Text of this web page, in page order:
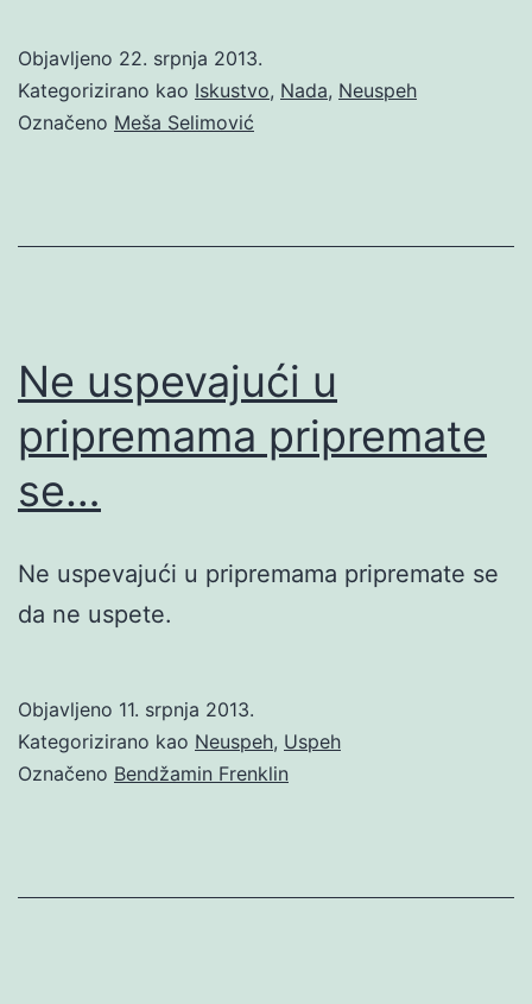
Objavljeno 22. srpnja 2013.
Kategorizirano kao Iskustvo, Nada, Neuspeh
Označeno Meša Selimović
Ne uspevajući u
pripremama pripremate
se…
Ne uspevajući u pripremama pripremate se
da ne uspete.
Objavljeno 11. srpnja 2013.
Kategorizirano kao Neuspeh, Uspeh
Označeno Bendžamin Frenklin